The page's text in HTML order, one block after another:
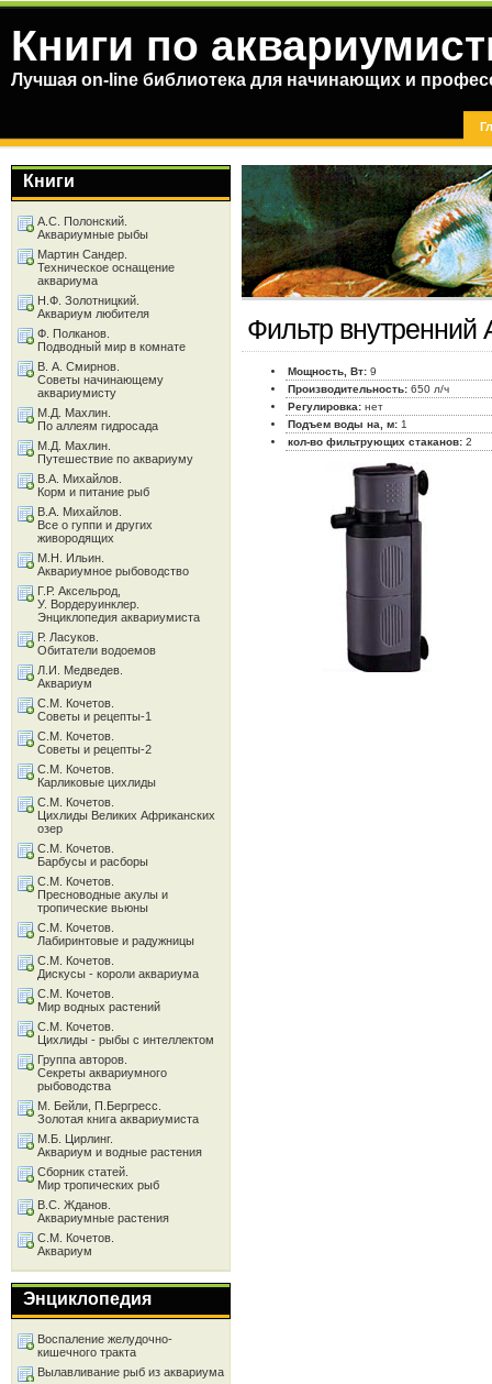
Книги по
Лучшая on-line библиотека для начинающих и
Фильтр внутренний
Мощность, Вт: 9
Производительность: 650 л/ч
Регулировка: нет
Подъем воды на, м: 1
кол-во фильтрующих стаканов: 2
Книги
А.С. Полонский.
Аквариумные рыбы
Мартин Сандер.
Техническое оснащение
аквариума
Н.Ф. Золотницкий.
Аквариум любителя
Ф. Полканов.
Подводный мир в комнате
В. А. Смирнов.
Советы начинающему
аквариумисту
М.Д. Махлин.
По аллеям гидросада
М.Д. Махлин.
Путешествие по аквариуму
В.А. Михайлов.
Корм и питание рыб
В.А. Михайлов.
Все о гуппи и других
живородящих
М.Н. Ильин.
Аквариумное рыбоводство
Г.Р. Аксельрод,
У. Вордеруинклер.
Энциклопедия аквариумиста
Р. Ласуков.
Обитатели водоемов
Л.И. Медведев.
Аквариум
С.М. Кочетов.
Советы и рецепты-1
С.М. Кочетов.
Советы и рецепты-2
С.М. Кочетов.
Карликовые цихлиды
С.М. Кочетов.
Цихлиды Великих Африканских
озер
С.М. Кочетов.
Барбусы и расборы
С.М. Кочетов.
Пресноводные акулы и
тропические вьюны
С.М. Кочетов.
Лабиринтовые и радужницы
С.М. Кочетов.
Дискусы - короли аквариума
С.М. Кочетов.
Мир водных растений
С.М. Кочетов.
Цихлиды - рыбы с интеллектом
Группа авторов.
Секреты аквариумного
рыбоводства
М. Бейли, П.Бергресс.
Золотая книга аквариумиста
М.Б. Цирлинг.
Аквариум и водные растения
Сборник статей.
Мир тропических рыб
В.С. Жданов.
Аквариумные растения
С.М. Кочетов.
Аквариум
Энциклопедия
Воспаление желудочно-
кишечного тракта
Вылавливание рыб из аквариума